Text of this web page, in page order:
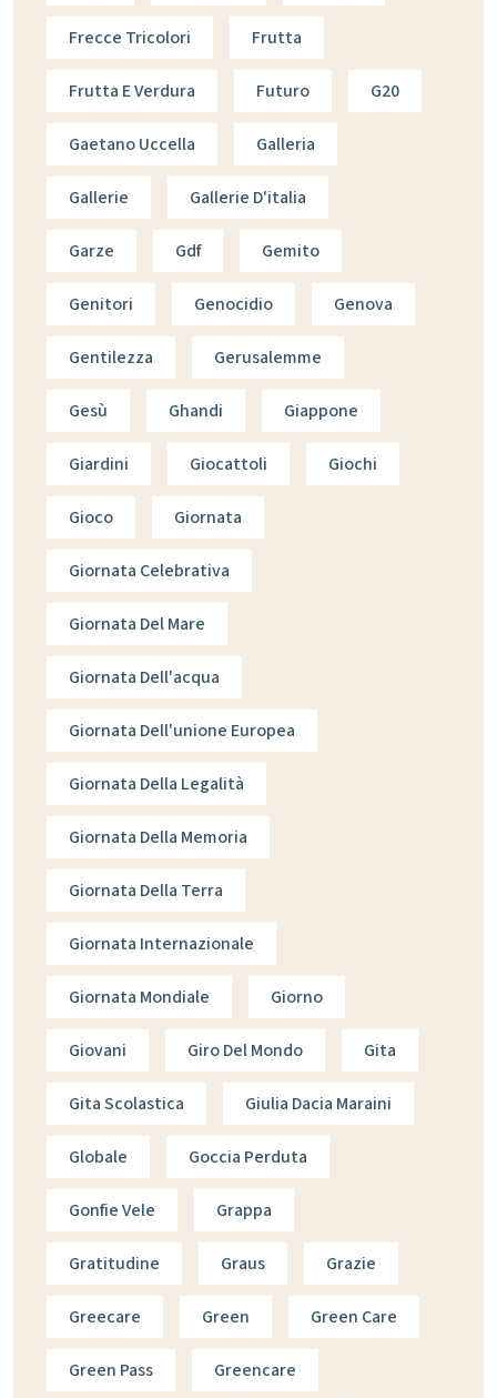
Frecce Tricolori Frutta
Frutta E Verdura Futuro G20
Gaetano Uccella Galleria
Gallerie Gallerie D'italia
Garze Gdf Gemito
Genitori Genocidio Genova
Gentilezza Gerusalemme
Gesù Ghandi Giappone
Giardini Giocattoli Giochi
Gioco Giornata
Giornata Celebrativa
Giornata Del Mare
Giornata Dell'acqua
Giornata Dell'unione Europea
Giornata Della Legalità
Giornata Della Memoria
Giornata Della Terra
Giornata Internazionale
Giornata Mondiale Giorno
Giovani Giro Del Mondo Gita
Gita Scolastica Giulia Dacia Maraini
Globale Goccia Perduta
Gonfie Vele Grappa
Gratitudine Graus Grazie
Greecare Green Green Care
Green Pass Greencare